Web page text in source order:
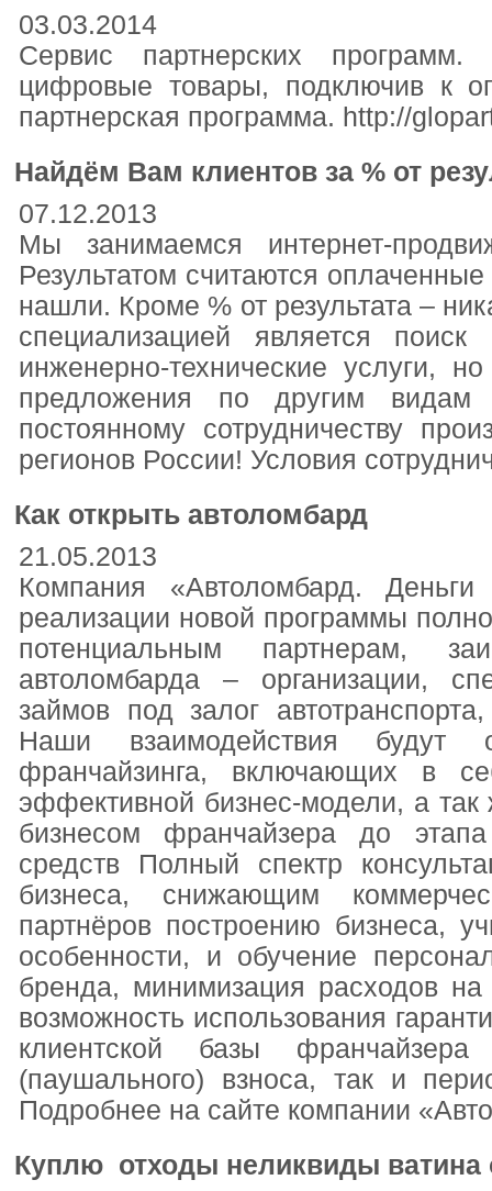
03.03.2014
Cервис партнерских
цифровые товары, подключив к
партнерская программа. http://
Найдём Вам клиентов за % от
07.12.2013
Мы занимаемся интернет-
Результатом считаются
нашли. Кроме % от результата –
специализацией является
инженерно-технические услуги,
предложения по другим видам
постоянному сотрудничеству
регионов России! Условия
Как открыть автоломбард
21.05.2013
Компания «Автоломбард.
реализации новой программы
потенциальным партнерам,
автоломбарда – организации,
займов под залог
Наши взаимодействия будут
франчайзинга, включающих в
эффективной бизнес-модели, а так
бизнесом франчайзера до этапа
средств Полный спектр
бизнеса, снижающим
партнёров построению бизнеса,
особенности, и обучение
бренда, минимизация расходов
возможность использования
клиентской базы
(паушального) взноса, так и
Подробнее на сайте компании
Куплю отходы неликвиды